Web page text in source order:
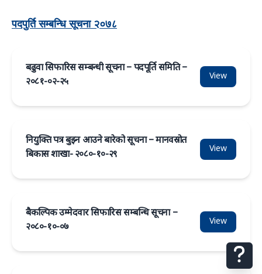
पदपुर्ति सम्बन्धि सूचना २०७८
बढुवा सिफारिस सम्बन्धी सूचना – पदपूर्ति समिति –
२०८१-०२-२५
View
नियुक्ति पत्र बुझ्न आउने बारेको सूचना – मानवस्रोत
बिकास शाखा- २०८०-१०-२९
View
बैकल्पिक उम्मेदवार सिफारिस सम्बन्धि सूचना –
२०८०-१०-०७
View